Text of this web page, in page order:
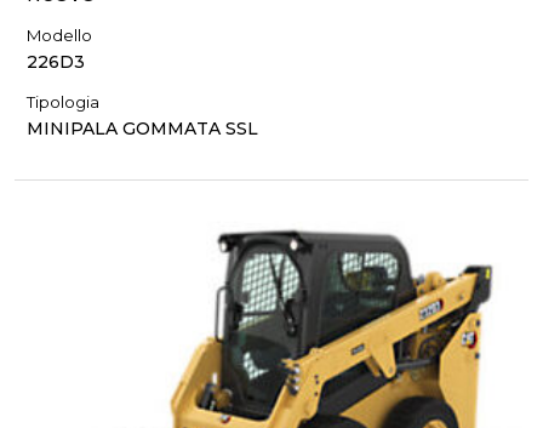
Modello
226D3
Tipologia
MINIPALA GOMMATA SSL